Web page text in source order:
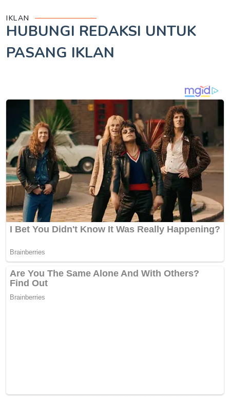
IKLAN
HUBUNGI REDAKSI UNTUK
PASANG IKLAN